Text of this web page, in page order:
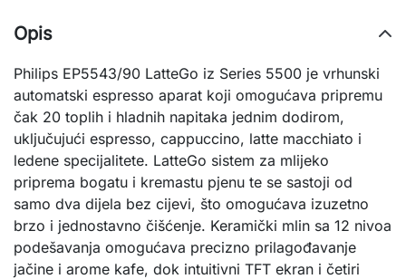
Opis
Philips EP5543/90 LatteGo iz Series 5500 je vrhunski
automatski espresso aparat koji omogućava pripremu
čak 20 toplih i hladnih napitaka jednim dodirom,
uključujući espresso, cappuccino, latte macchiato i
ledene specijalitete. LatteGo sistem za mlijeko
priprema bogatu i kremastu pjenu te se sastoji od
samo dva dijela bez cijevi, što omogućava izuzetno
brzo i jednostavno čišćenje. Keramički mlin sa 12 nivoa
podešavanja omogućava precizno prilagođavanje
jačine i arome kafe, dok intuitivni TFT ekran i četiri